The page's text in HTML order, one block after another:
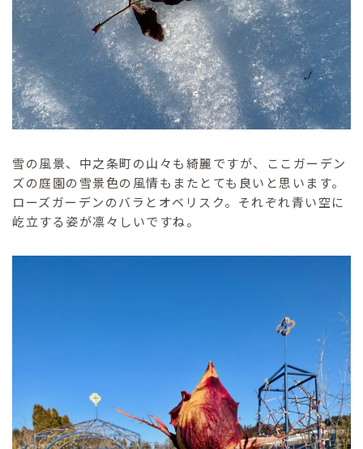
雪の風景、中之条町の山々も綺麗ですが、ここガーデン
ズの庭園の雪景色の風情もまたとても良いと思います。
ローズガーデンのバラとオベリスク。それぞれ青い空に
屹立する姿が凛々しいですね。